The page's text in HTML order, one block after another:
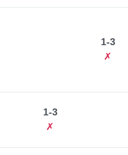
1-3
✗
1-3
✗